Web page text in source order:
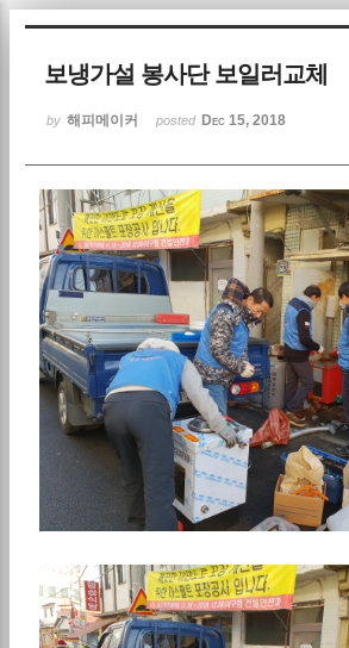
보냉가설 봉사단 보일러교체
by 해피메이커 posted Dec 15, 2018
Sketchbook5, 스케치
Sketchbook5, 스케